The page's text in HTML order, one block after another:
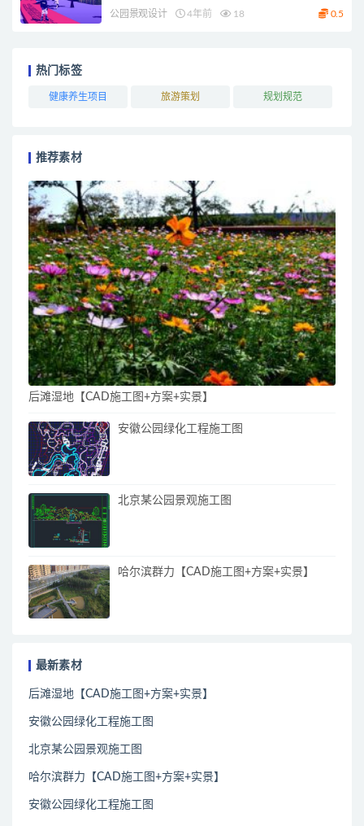
公园景观设计 4年前 18 0.5
热门标签
健康养生项目 旅游策划 规划规范
推荐素材
后滩湿地【CAD施工图+方案+实景】
安徽公园绿化工程施工图
北京某公园景观施工图
哈尔滨群力【CAD施工图+方案+实景】
最新素材
后滩湿地【CAD施工图+方案+实景】
安徽公园绿化工程施工图
北京某公园景观施工图
哈尔滨群力【CAD施工图+方案+实景】
安徽公园绿化工程施工图